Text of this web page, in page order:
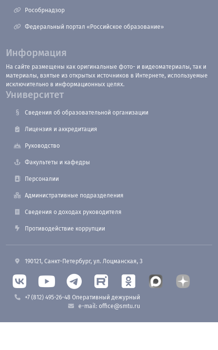
Рособрнадзор
Федеральный портал «Российское образование»
Информация
На сайте размещены как оригинальные фото- и видеоматериалы, так и
материалы, взятые из открытых источников в Интернете, используемые
исключительно в информационных целях.
Университет
Сведения об образовательной организации
Лицензия и аккредитация
Руководство
Факультеты и кафедры
Персоналии
Административные подразделения
Сведения о доходах руководителя
Противодействие коррупции
190121, Санкт-Петербург, ул. Лоцманская, 3
+7 (812) 495-26-48 Оперативный дежурный
e-mail: office@smtu.ru